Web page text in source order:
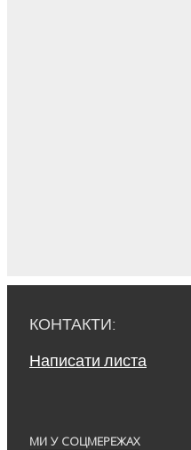
КОНТАКТИ:
Написати листа
МИ У СОЦМЕРЕЖАХ